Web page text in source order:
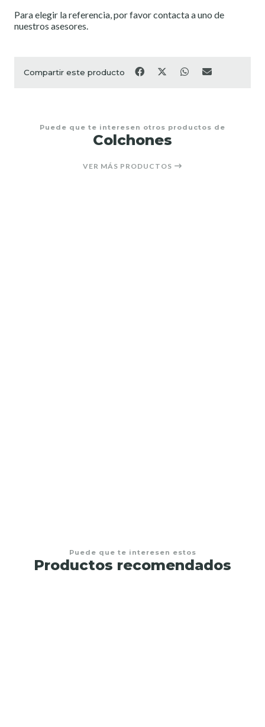
Para elegir la referencia, por favor contacta a uno de
nuestros asesores.
Compartir este producto
Puede que te interesen otros productos de
Colchones
VER MÁS PRODUCTOS
Puede que te interesen estos
Productos recomendados